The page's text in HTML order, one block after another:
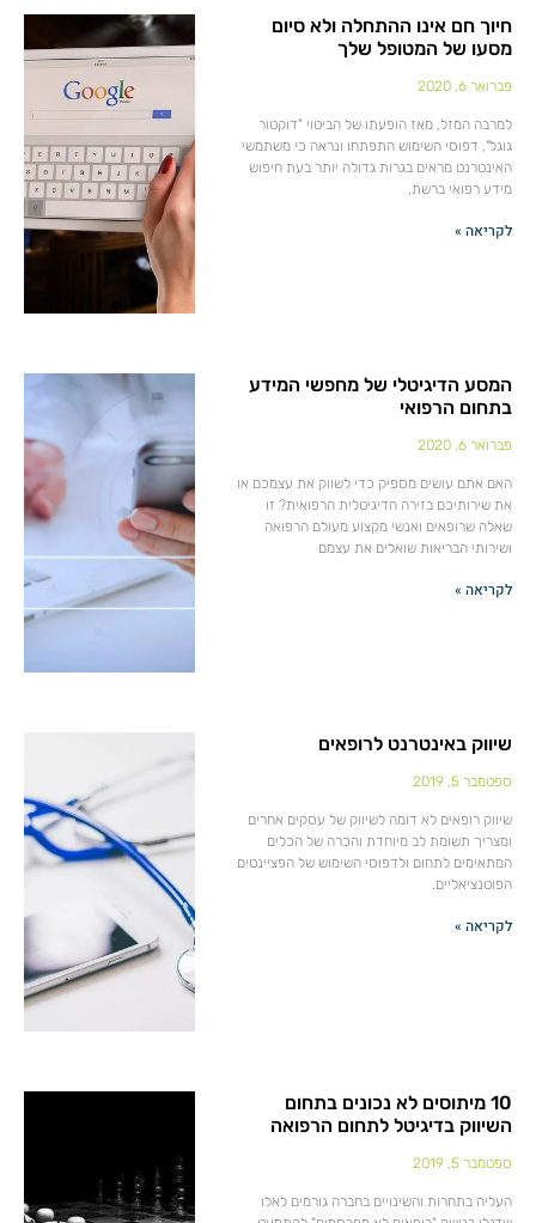
חיוך חם אינו ההתחלה ולא סיום
מסעו של המטופל שלך
פברואר 6, 2020
למרבה המזל, מאז הופעתו של הביטוי "דוקטור
גוגל", דפוסי השימוש התפתחו ונראה כי משתמשי
האינטרנט מראים בגרות גדולה יותר בעת חיפוש
מידע רפואי ברשת.
לקריאה »
המסע הדיגיטלי של מחפשי המידע
בתחום הרפואי
פברואר 6, 2020
האם אתם עושים מספיק כדי לשווק את עצמכם או
את שירותיכם בזירה הדיגיטלית הרפואית? זו
שאלה שרופאים ואנשי מקצוע מעולם הרפואה
ושירותי הבריאות שואלים את עצמם
לקריאה »
שיווק באינטרנט לרופאים
ספטמבר 5, 2019
שיווק רופאים לא דומה לשיווק של עסקים אחרים
ומצריך תשומת לב מיוחדת והכרה של הכלים
המתאימים לתחום ולדפוסי השימוש של הפציינטים
הפוטנציאליים.
לקריאה »
10 מיתוסים לא נכונים בתחום
השיווק בדיגיטל לתחום הרפואה
ספטמבר 5, 2019
העליה בתחרות והשינויים בחברה גורמים לאלו